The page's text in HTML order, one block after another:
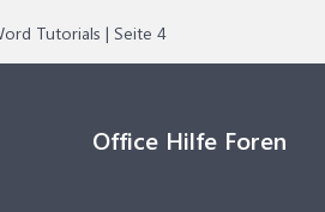
Tutorials | Seite 4
Office Hilfe Foren